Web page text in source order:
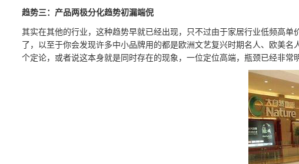
趋势三：产品两极分化趋势初漏端倪
其实在其他的行业，这种趋势早就已经出现，只不过由于家居行业低频高
了，以至于你会发现许多中小品牌用的都是欧洲文艺复兴时期名人、欧美
个定论，或者说这本身就是同时存在的现象，一位定位高端，瓶颈已经非